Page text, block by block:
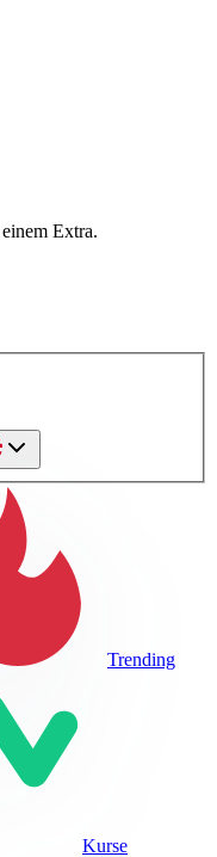
Extra.
Trending
Kurse